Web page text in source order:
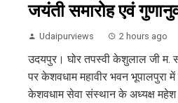
जयंती समारोह एवं
Udaipurviews 2 hours ago
उदयपुर। घोर तपस्वी केशुलाल जी म.
पर केशवधाम महावीर भवन भूपालपुरा में
केशवधाम सेवा संस्थान के अध्यक्ष महेश